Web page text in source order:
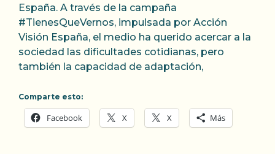
España. A través de la campaña
#TienesQueVernos, impulsada por Acción
Visión España, el medio ha querido acercar a la
sociedad las dificultades cotidianas, pero
también la capacidad de adaptación,
Comparte esto:
Facebook X X Más